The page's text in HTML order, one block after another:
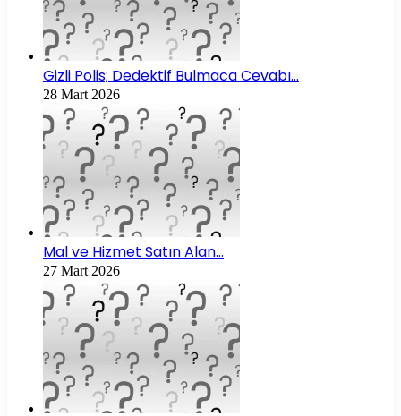
Gizli Polis; Dedektif Bulmaca Cevabı…
28 Mart 2026
Mal ve Hizmet Satın Alan…
27 Mart 2026